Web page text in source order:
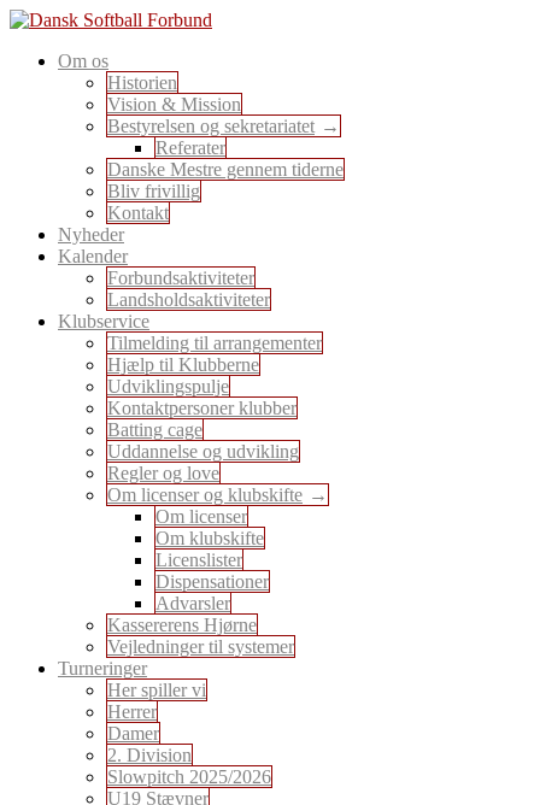
Skip
content
Dansk Softball Forbund
En sport for alle
Om os
Historien
Vision & Mission
Bestyrelsen og sekretariatet
Referater
Danske Mestre gennem tiderne
Bliv frivillig
Kontakt
Nyheder
Kalender
Forbundsaktiviteter
Landsholdsaktiviteter
Klubservice
Tilmelding til arrangementer
Hjælp til Klubberne
Udviklingspulje
Kontaktpersoner klubber
Batting cage
Uddannelse og udvikling
Regler og love
Om licenser og klubskifte
Om licenser
Om klubskifte
Licenslister
Dispensationer
Advarsler
Kassererens Hjørne
Vejledninger til systemer
Turneringer
Her spiller vi
Herrer
Damer
2. Division
Slowpitch 2025/2026
U19 Stævner